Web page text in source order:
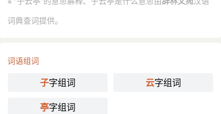
引
唐 刘禹锡 《陋室铭》：“南阳 诸葛庐，西蜀 子云
亭。”
zǐ yún
词典查词提供。
词语组词
子字组词 云字组词
亭字组词